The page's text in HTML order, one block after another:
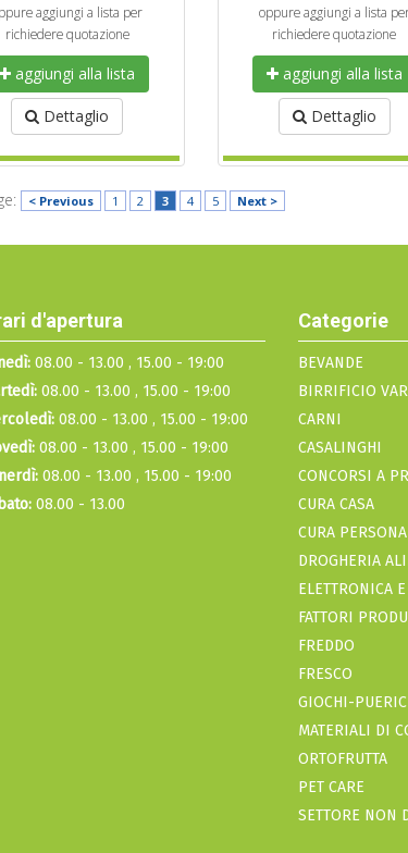
aggiungi a lista per
richiedere quotazione
aggiungi alla lista
Dettaglio
oppure aggiungi a lista
richiedere quotazione
aggiungi alla lista
Dettaglio
< Previous 1 2 3 4 5 Next >
d'apertura
08.00 - 13.00 , 15.00 - 19:00
08.00 - 13.00 , 15.00 - 19:00
08.00 - 13.00 , 15.00 - 19:00
08.00 - 13.00 , 15.00 - 19:00
08.00 - 13.00 , 15.00 - 19:00
08.00 - 13.00
Categorie
BEVANDE
BIRRIFICIO
CARNI
CASALINGHI
CONCORSI A
CURA CASA
CURA PERSONA
DROGHERIA
ELETTRONICA
FATTORI
FREDDO
FRESCO
GIOCHI-
MATERIALI DI
ORTOFRUTTA
PET CARE
SETTORE NON